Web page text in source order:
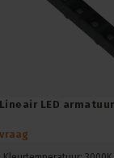
Lineair LED